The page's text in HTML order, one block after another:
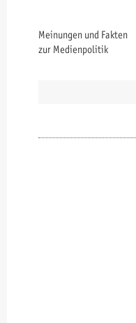
Meinungen und Fakten
zur Medienpolitik